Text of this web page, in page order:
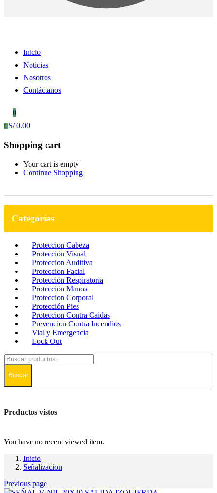
Inicio
Noticias
Nosotros
Contáctanos
0
0 S/0.00
Shopping cart
Your cart is empty
Continue Shopping
Categorías
Proteccion Cabeza
Protección Visual
Proteccion Auditiva
Proteccion Facial
Protección Respiratoria
Protección Manos
Proteccion Corporal
Protección Pies
Proteccion Contra Caidas
Prevencion Contra Incendios
Vial y Emergencia
Lock Out
Buscar
Productos vistos
You have no recent viewed item.
Inicio
Señalizacion
Previous page